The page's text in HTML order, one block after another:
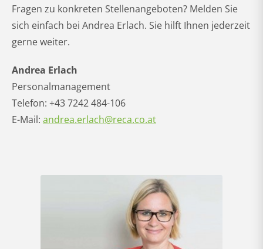
Fragen zu konkreten Stellenangeboten? Melden Sie
sich einfach bei Andrea Erlach. Sie hilft Ihnen jederzeit
gerne weiter.
Andrea Erlach
Personalmanagement
Telefon: +43 7242 484-106
E-Mail: andrea.erlach@reca.co.at